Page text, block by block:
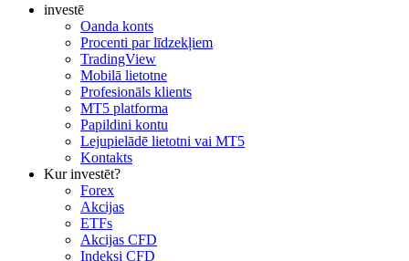
investē
Oanda konts
Procenti par līdzekļiem
TradingView
Mobilā lietotne
Profesionāls klients
MT5 platforma
Papildini kontu
Lejupielādē lietotni vai MT5
Kontakts
Kur investēt?
Forex
Akcijas
ETFs
Akcijas CFD
Indeksi CFD